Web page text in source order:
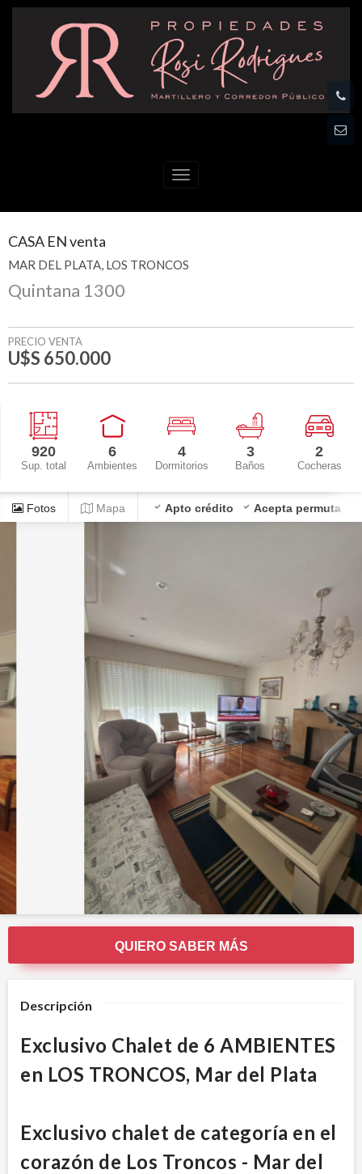
Menú
CASA ENventa
MAR DEL PLATA LOS TRONCOS
Quintana 1300
PRECIO VENTA
U$S 650.000
920
Sup. total
6
Ambientes
4
Dormitorios
3
Baños
2
Cocheras
Fotos Mapa Apto crédito Acepta permuta
QUIERO SABER MÁS
Descripción
Exclusivo Chalet de 6 AMBIENTES
en LOS TRONCOS, Mar del Plata
Exclusivo chalet de categoría en el
corazón de Los Troncos - Mar del